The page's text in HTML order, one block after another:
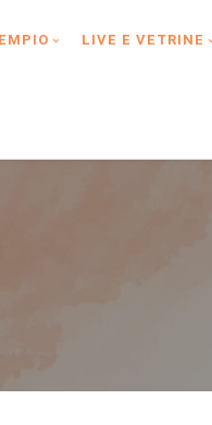
press enter or Search Button
LIVE E VETRINE